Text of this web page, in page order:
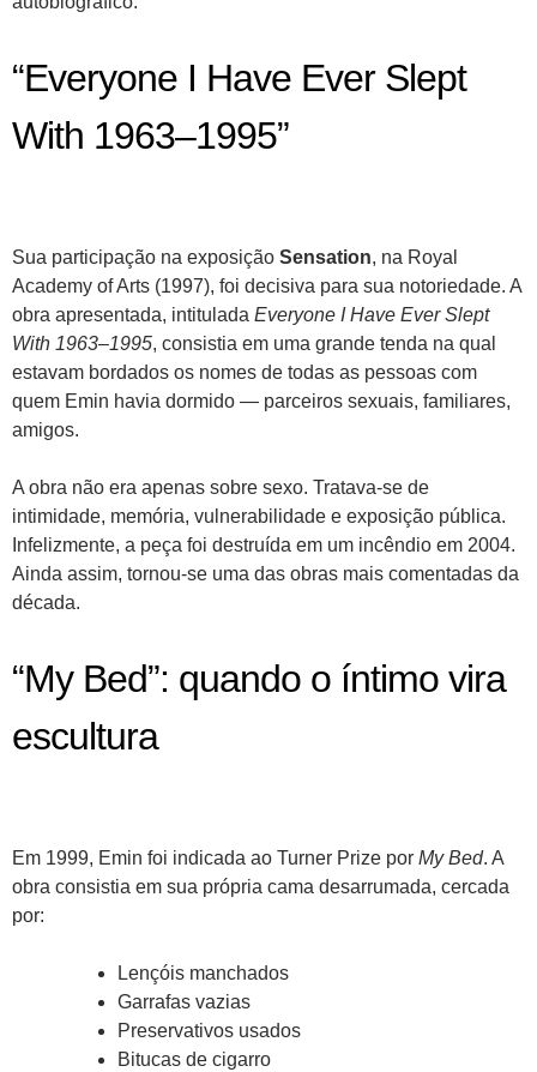
“Everyone I Have Ever Slept
With 1963–1995”
Sua participação na exposição Sensation, na Royal
Academy of Arts (1997), foi decisiva para sua notoriedade. A
obra apresentada, intitulada Everyone I Have Ever Slept
With 1963–1995, consistia em uma grande tenda na qual
estavam bordados os nomes de todas as pessoas com
quem Emin havia dormido — parceiros sexuais, familiares,
amigos.
A obra não era apenas sobre sexo. Tratava-se de
intimidade, memória, vulnerabilidade e exposição pública.
Infelizmente, a peça foi destruída em um incêndio em 2004.
Ainda assim, tornou-se uma das obras mais comentadas da
década.
“My Bed”: quando o íntimo vira
escultura
Em 1999, Emin foi indicada ao Turner Prize por My Bed. A
obra consistia em sua própria cama desarrumada, cercada
por:
Lençóis manchados
Garrafas vazias
Preservativos usados
Bitucas de cigarro